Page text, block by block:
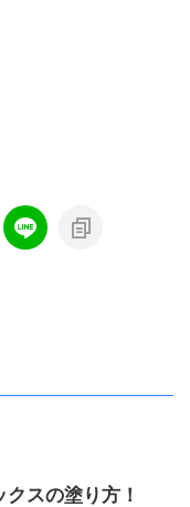
スの塗り方！